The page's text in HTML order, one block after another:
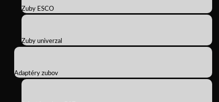
Zuby ESCO
Zuby univerzal
Adaptéry zubov